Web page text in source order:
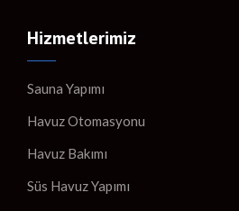
Hizmetlerimiz
Sauna Yapımı
Havuz Otomasyonu
Havuz Bakımı
Süs Havuz Yapımı